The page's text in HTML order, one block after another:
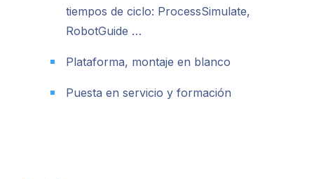
tiempos de ciclo: ProcessSimulate,
RobotGuide …
Plataforma, montaje en blanco
Puesta en servicio y formación